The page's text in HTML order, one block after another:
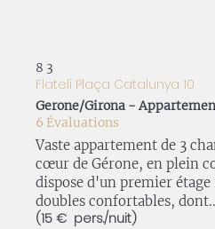
8 3
Flateli Plaça Catalunya 10
Gerone/Girona -
6 Évaluations
Vaste appartement de 3
cœur de Gérone, en plein
dispose d'un premier
doubles confortables,
(15 € pers./nuit)